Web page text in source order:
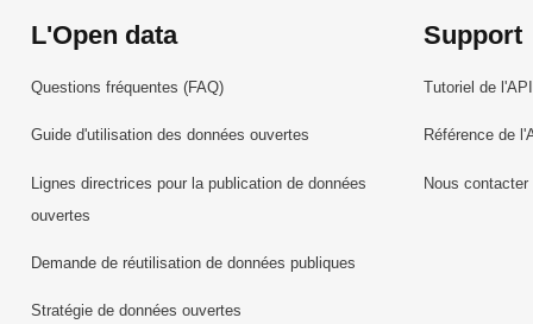
L'Open data
Questions fréquentes (FAQ)
Guide d'utilisation des données ouvertes
Lignes directrices pour la publication de données
ouvertes
Demande de réutilisation de données publiques
Stratégie de données ouvertes
Support
Tutoriel de l'API
Référence de
Nous contacter